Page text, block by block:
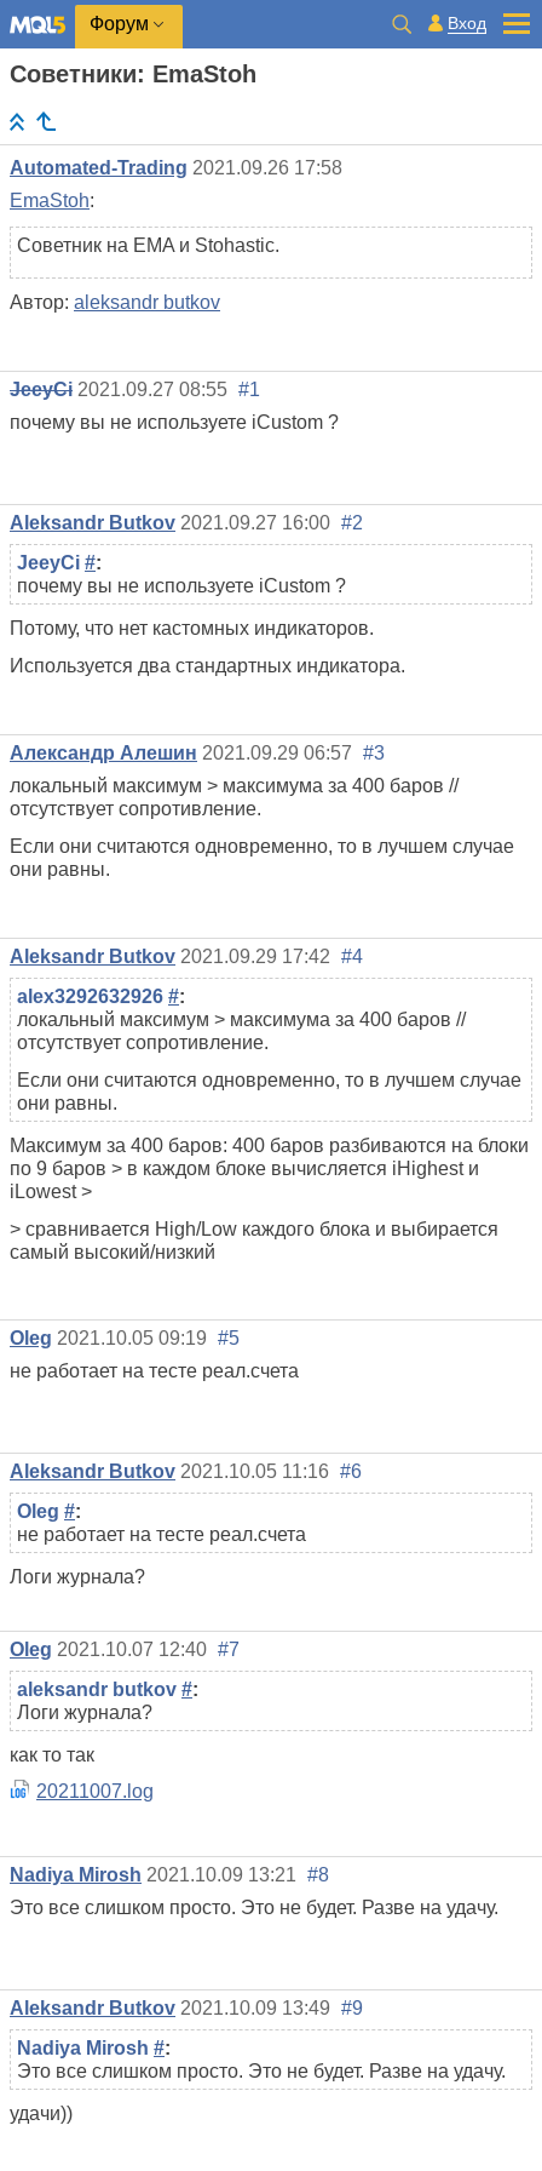
Форум Вход
Советники: EmaStoh
Automated-Trading 2021.09.26 17:58
EmaStoh:
Советник на EMA и Stohastic.
Автор: aleksandr butkov
JeeyCi 2021.09.27 08:55 #1
почему вы не используете iCustom ?
Aleksandr Butkov 2021.09.27 16:00 #2
JeeyCi #:
почему вы не используете iCustom ?
Потому, что нет кастомных индикаторов.
Используется два стандартных индикатора.
Александр Алешин 2021.09.29 06:57 #3
локальный максимум > максимума за 400 баров //
отсутствует сопротивление.
Если они считаются одновременно, то в лучшем случае
они равны.
Aleksandr Butkov 2021.09.29 17:42 #4
alex3292632926 #:
локальный максимум > максимума за 400 баров //
отсутствует сопротивление.
Если они считаются одновременно, то в лучшем случае
они равны.
Максимум за 400 баров: 400 баров разбиваются на блоки
по 9 баров > в каждом блоке вычисляется iHighest и
iLowest >
> сравнивается High/Low каждого блока и выбирается
самый высокий/низкий
Oleg 2021.10.05 09:19 #5
не работает на тесте реал.счета
Aleksandr Butkov 2021.10.05 11:16 #6
Oleg #:
не работает на тесте реал.счета
Логи журнала?
Oleg 2021.10.07 12:40 #7
aleksandr butkov #:
Логи журнала?
как то так
20211007.log
Nadiya Mirosh 2021.10.09 13:21 #8
Это все слишком просто. Это не будет. Разве на удачу.
Aleksandr Butkov 2021.10.09 13:49 #9
Nadiya Mirosh #:
Это все слишком просто. Это не будет. Разве на удачу.
удачи))